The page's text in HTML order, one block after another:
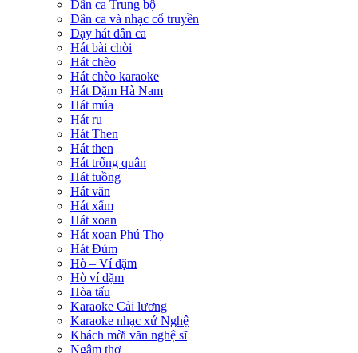
Dân ca Trung bộ
Dân ca và nhạc cổ truyền
Dạy hát dân ca
Hát bài chòi
Hát chèo
Hát chèo karaoke
Hát Dặm Hà Nam
Hát múa
Hát ru
Hát Then
Hát then
Hát trống quân
Hát tuồng
Hát văn
Hát xẩm
Hát xoan
Hát xoan Phú Thọ
Hát Đúm
Hò – Ví dặm
Hò ví dặm
Hòa tấu
Karaoke Cải lương
Karaoke nhạc xứ Nghệ
Khách mời văn nghệ sĩ
Ngâm thơ